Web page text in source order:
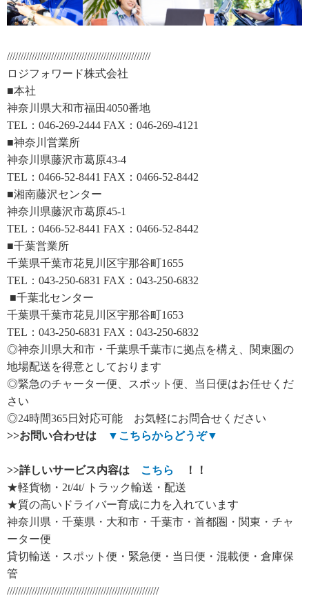
////////////////////////////////////////////////////
ロジフォワード株式会社
■本社
神奈川県大和市福田4050番地
TEL：046-269-2444 FAX：046-269-4121
■神奈川営業所
神奈川県藤沢市葛原43-4
TEL：0466-52-8441 FAX：0466-52-8442
■湘南藤沢センター
神奈川県藤沢市葛原45-1
TEL：0466-52-8441 FAX：0466-52-8442
■千葉営業所
千葉県千葉市花見川区宇那谷町1655
TEL：043-250-6831 FAX：043-250-6832
■千葉北センター
千葉県千葉市花見川区宇那谷町1653
TEL：043-250-6831 FAX：043-250-6832
◎神奈川県大和市・千葉県千葉市に拠点を構え、関東圏の
地場配送を得意としております
◎緊急のチャーター便、スポット便、当日便はお任せくだ
さい
◎24時間365日対応可能 お気軽にお問合せください
>>お問い合わせは ▼ こちらからどうぞ▼
>>詳しいサービス内容は こちら
！！
★軽貨物・2t/4t/ トラック輸送・配送
★質の高いドライバー育成に力を入れています
神奈川県・千葉県・大和市・千葉市・首都圏・関東・チャ
ーター便
貸切輸送・スポット便・緊急便・当日便・混載便・倉庫保
管
///////////////////////////////////////////////////////